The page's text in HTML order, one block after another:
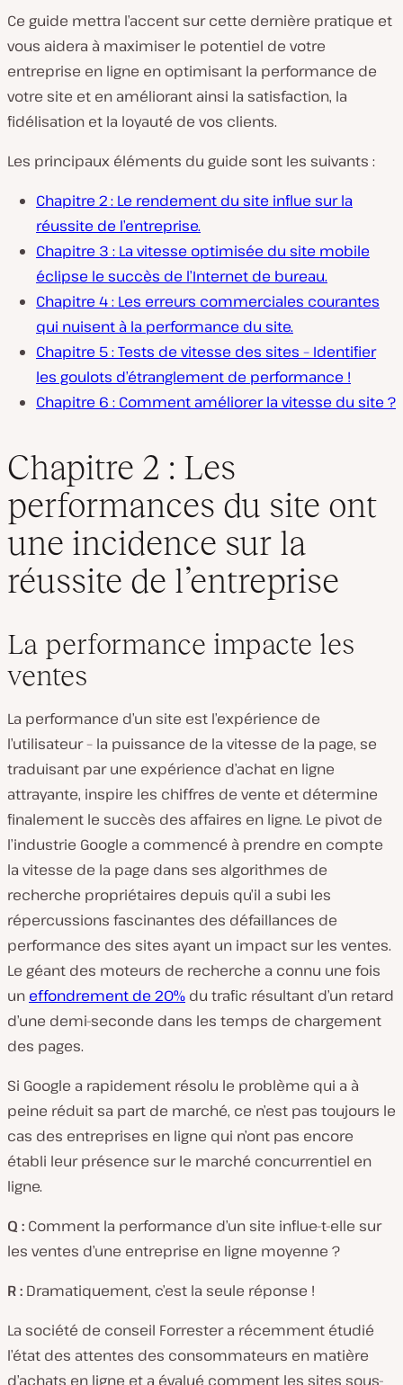
Ce guide mettra l’accent sur cette dernière pratique et
vous aidera à maximiser le potentiel de votre
entreprise en ligne en optimisant la performance de
votre site et en améliorant ainsi la satisfaction, la
fidélisation et la loyauté de vos clients.
Les principaux éléments du guide sont les suivants :
Chapitre 2 : Le rendement du site influe sur la
réussite de l’entreprise.
Chapitre 3 : La vitesse optimisée du site mobile
éclipse le succès de l’Internet de bureau.
Chapitre 4 : Les erreurs commerciales courantes
qui nuisent à la performance du site.
Chapitre 5 : Tests de vitesse des sites – Identifier
les goulots d’étranglement de performance !
Chapitre 6 : Comment améliorer la vitesse du site ?
Chapitre 2 : Les
performances du site ont
une incidence sur la
réussite de l’entreprise
La performance impacte les
ventes
La performance d’un site est l’expérience de
l’utilisateur – la puissance de la vitesse de la page, se
traduisant par une expérience d’achat en ligne
attrayante, inspire les chiffres de vente et détermine
finalement le succès des affaires en ligne. Le pivot de
l’industrie Google a commencé à prendre en compte
la vitesse de la page dans ses algorithmes de
recherche propriétaires depuis qu’il a subi les
répercussions fascinantes des défaillances de
performance des sites ayant un impact sur les ventes.
Le géant des moteurs de recherche a connu une fois
un effondrement de 20% du trafic résultant d’un retard
d’une demi-seconde dans les temps de chargement
des pages.
Si Google a rapidement résolu le problème qui a à
peine réduit sa part de marché, ce n’est pas toujours le
cas des entreprises en ligne qui n’ont pas encore
établi leur présence sur le marché concurrentiel en
ligne.
Q : Comment la performance d’un site influe-t-elle sur
les ventes d’une entreprise en ligne moyenne ?
R : Dramatiquement, c’est la seule réponse !
La société de conseil Forrester a récemment étudié
l’état des attentes des consommateurs en matière
d’achats en ligne et a évalué comment les sites sous-